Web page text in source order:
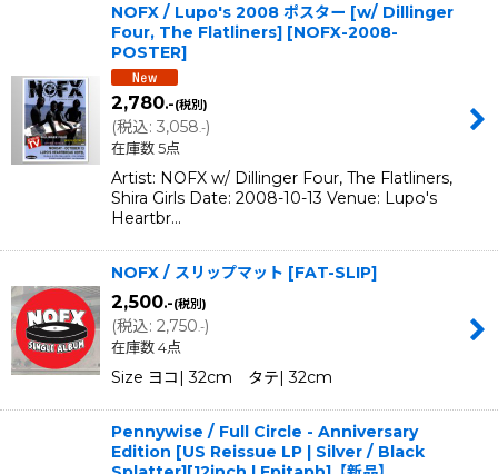
NOFX / Lupo's 2008 ポスター [w/ Dillinger
Four, The Flatliners] [NOFX-2008-
POSTER]
2,780.-(税別)
(税込: 3,058 .-)
在庫数 5点
Artist: NOFX w/ Dillinger Four, The Flatliners,
Shira Girls Date: 2008-10-13 Venue: Lupo's
Heartbr…
NOFX / スリップマット [FAT-SLIP]
2,500.-(税別)
(税込: 2,750 .-)
在庫数 4点
Size ヨコ| 32cm タテ| 32cm
Pennywise / Full Circle - Anniversary
Edition [US Reissue LP | Silver / Black